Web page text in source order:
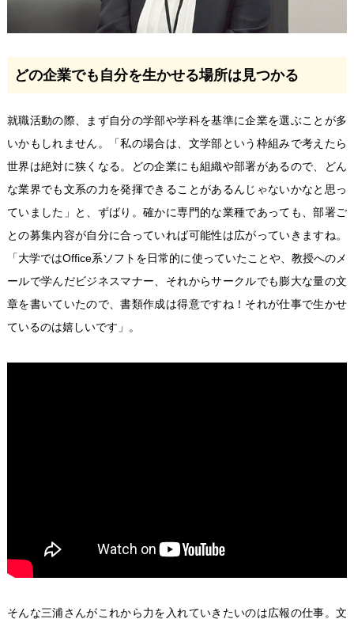
どの企業でも自分を生かせる場所は見つかる
就職活動の際、まず自分の学部や学科を基準に企業を選ぶことが多
いかもしれません。「私の場合は、文学部という枠組みで考えたら
世界は絶対に狭くなる。どの企業にも組織や部署があるので、どん
な業界でも文系の力を発揮できることがあるんじゃないかなと思っ
ていました」と、ずばり。確かに専門的な業種であっても、部署ご
との募集内容が自分に合っていれば可能性は広がっていきますね。
「大学ではOffice系ソフトを日常的に使っていたことや、教授へのメ
ールで学んだビジネスマナー、それからサークルでも膨大な量の文
章を書いていたので、書類作成は得意ですね！それが仕事で生かせ
ているのは嬉しいです」。
そんな三浦さんがこれから力を入れていきたいのは広報の仕事。文